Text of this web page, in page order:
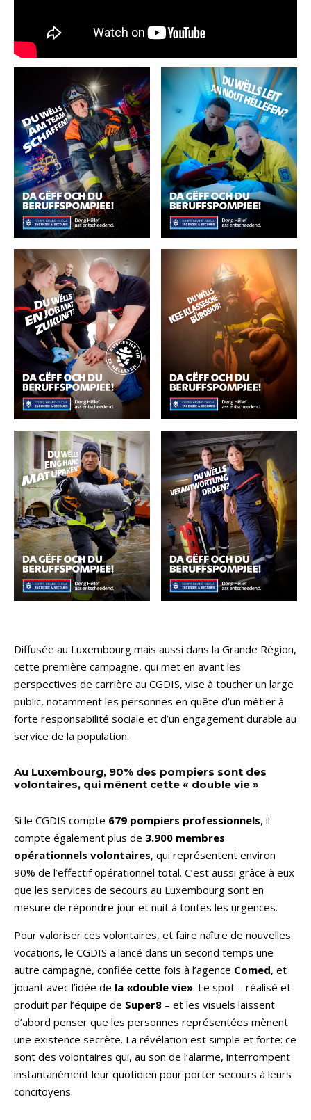
Diffusée au Luxembourg mais aussi dans la Grande Région,
cette première campagne, qui met en avant les
perspectives de carrière au CGDIS, vise à toucher un large
public, notamment les personnes en quête d’un métier à
forte responsabilité sociale et d’un engagement durable au
service de la population.
Au Luxembourg, 90% des pompiers sont des
volontaires, qui mênent cette « double vie »
Si le CGDIS compte 679 pompiers professionnels, il
compte également plus de 3.900 membres
opérationnels volontaires, qui représentent environ
90% de l’effectif opérationnel total. C’est aussi grâce à eux
que les services de secours au Luxembourg sont en
mesure de répondre jour et nuit à toutes les urgences.
Pour valoriser ces volontaires, et faire naître de nouvelles
vocations, le CGDIS a lancé dans un second temps une
autre campagne, confiée cette fois à l’agence Comed, et
jouant avec l’idée de la «double vie». Le spot – réalisé et
produit par l’équipe de Super8 – et les visuels laissent
d’abord penser que les personnes représentées mènent
une existence secrète. La révélation est simple et forte: ce
sont des volontaires qui, au son de l’alarme, interrompent
instantanément leur quotidien pour porter secours à leurs
concitoyens.